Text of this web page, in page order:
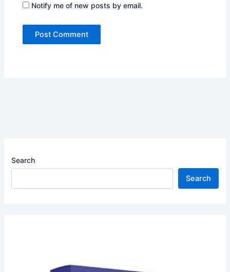
Notify me of new posts by email.
Search
Search